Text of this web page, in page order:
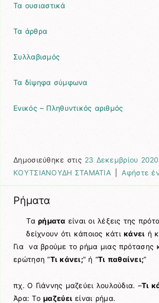
Τα ουσιαστικά
Τα άρθρα
Συλλαβισμός
Τα δίψηφα σύμφωνα
Ενικός – Πληθυντικός αριθμός
Δημοσιεύθηκε στις 23 Δεκεμβρίου 2020
ΚΟΥΤΣΙΑΝΟΥΔΗ ΣΤΑΜΑΤΙΑ
Αφήστε
Ρήματα
Ταρήματα είναι οι λέξεις της
δείχνουν ότι κάποιος κάτι κάνει ή
Για να βρούμε το ρήμα μιας πρότασης
ερώτηση “Τι κάνει;” ή “Τι παθαίνει;”
πχ. Ο Γιάννης μαζεύει λουλούδια. –Τι
Άρα: Τομαζεύει είναι ρήμα.